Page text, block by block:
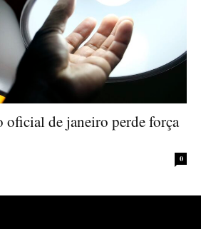
oficial de janeiro perde força
0